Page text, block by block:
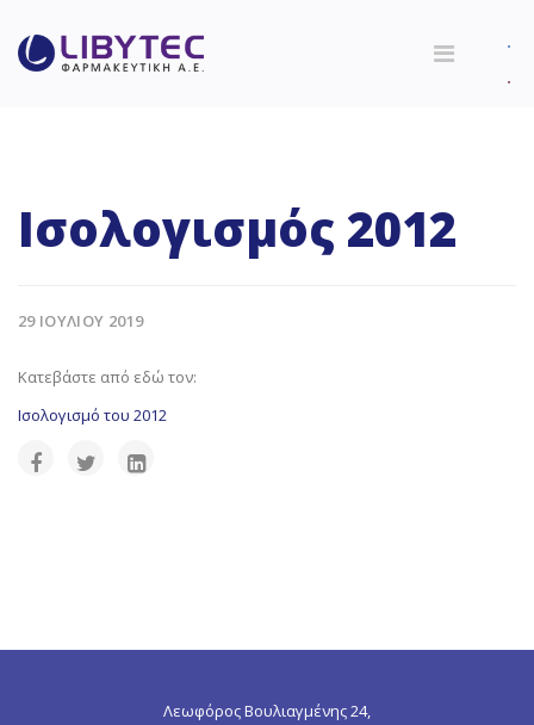
Ισολογισμός 2012
29 ΙΟΥΛΙΟΥ 2019
Κατεβάστε από εδώ τον:
Ισολογισμό του 2012
Λεωφόρος Βουλιαγμένης 24,